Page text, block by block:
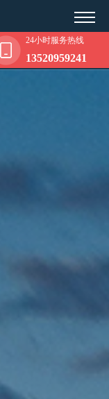
24小时服务热线
13520959241